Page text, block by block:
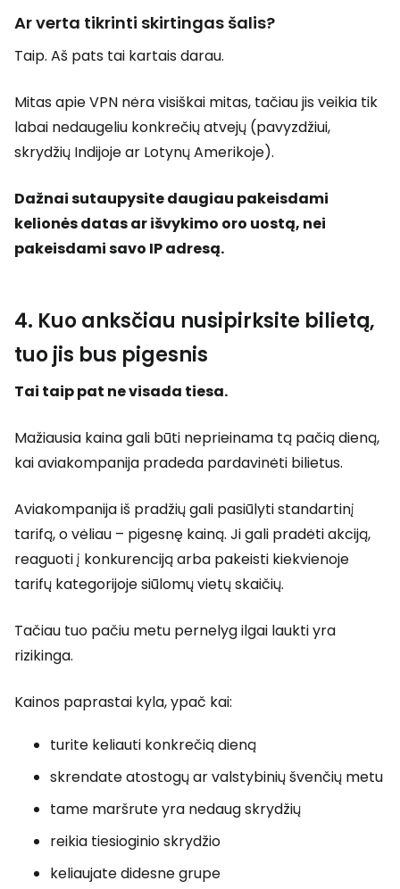
Ar verta tikrinti skirtingas šalis?
Taip. Aš pats tai kartais darau.
Mitas apie VPN nėra visiškai mitas, tačiau jis veikia tik
labai nedaugeliu konkrečių atvejų (pavyzdžiui,
skrydžių Indijoje ar Lotynų Amerikoje).
Dažnai sutaupysite daugiau pakeisdami
kelionės datas ar išvykimo oro uostą, nei
pakeisdami savo IP adresą.
4. Kuo anksčiau nusipirksite bilietą,
tuo jis bus pigesnis
Tai taip pat ne visada tiesa.
Mažiausia kaina gali būti neprieinama tą pačią dieną,
kai aviakompanija pradeda pardavinėti bilietus.
Aviakompanija iš pradžių gali pasiūlyti standartinį
tarifą, o vėliau – pigesnę kainą. Ji gali pradėti akciją,
reaguoti į konkurenciją arba pakeisti kiekvienoje
tarifų kategorijoje siūlomų vietų skaičių.
Tačiau tuo pačiu metu pernelyg ilgai laukti yra
rizikinga.
Kainos paprastai kyla, ypač kai:
turite keliauti konkrečią dieną
skrendate atostogų ar valstybinių švenčių metu
tame maršrute yra nedaug skrydžių
reikia tiesioginio skrydžio
keliaujate didesne grupe